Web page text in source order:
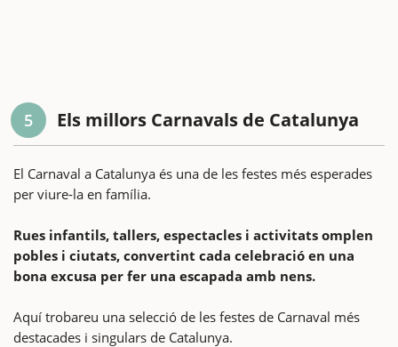
5 Els millors Carnavals de Catalunya
El Carnaval a Catalunya és una de les festes més esperades
per viure-la en família.
Rues infantils, tallers, espectacles i activitats omplen
pobles i ciutats, convertint cada celebració en una
bona excusa per fer una escapada amb nens.
Aquí trobareu una selecció de les festes de Carnaval més
destacades i singulars de Catalunya.